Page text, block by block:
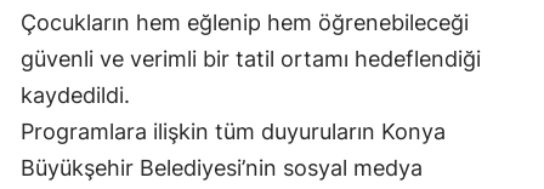
Niğde
Ordu
Rize
Sakarya
Çocukların hem eğlenip hem öğrenebileceği
güvenli ve verimli bir tatil ortamı hedeflendiği
kaydedildi.
Programlara ilişkin tüm duyuruların Konya
Büyükşehir Belediyesi’nin sosyal medya